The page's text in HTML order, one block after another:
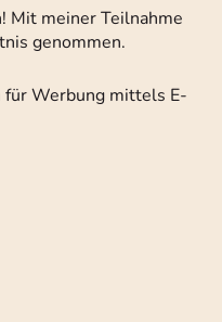
Mit meiner Teilnahme
genommen.
für Werbung mittels E-